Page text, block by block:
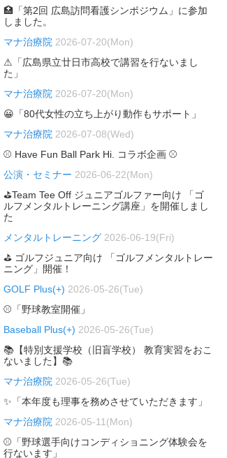
🏥「第2回 広島訪問看護シンポジウム」に参加
しました。
マナ治療院 2026-07-20(Mon)
⚠「広島県立廿日市高校で講習を行ないまし
た」
マナ治療院 2026-07-20(Mon)
😀「80代女性の立ち上がり動作もサポート」
マナ治療院 2026-07-08(Wed)
⚾ Have Fun Ball Park Hi. コラボ企画 ⚾
公演・セミナー 2026-06-22(Mon)
⛳Team Tee Off ジュニアゴルファー向け 「ゴ
ルフメンタルトレーニング講座」を開催しまし
た
メンタルトレーニング 2026-06-19(Fri)
⛳ ゴルフジュニア向け 「ゴルフメンタルトレー
ニング」開催！
GOLF Plus(+) 2026-05-26(Tue)
⚾「野球教室開催」
Baseball Plus(+) 2026-05-26(Tue)
📚【特別支援学校（旧盲学校） 教育実習をおこ
ないました】📚
マナ治療院 2026-05-26(Tue)
✨「本年度も理事を務めさせていただきます」
マナ治療院 2026-05-11(Mon)
⚾「野球選手向けコンディショニング体験会を
行ないます」